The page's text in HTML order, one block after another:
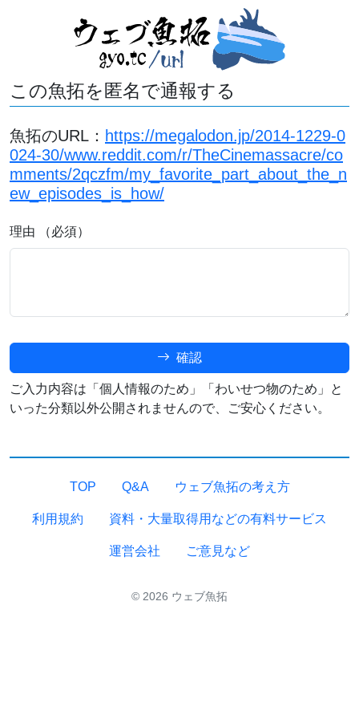
この魚拓を匿名で通報する
魚拓のURL： https://megalodon.jp/2014-1229-0
024-30/www.reddit.com/r/TheCinemassacre/co
mments/2qczfm/my_favorite_part_about_the_n
ew_episodes_is_how/
理由 （必須）
確認
ご入力内容は「個人情報のため」「わいせつ物のため」と
いった分類以外公開されませんので、ご安心ください。
TOP Q&A ウェブ魚拓の考え方
利用規約 資料・大量取得用などの有料サービス
運営会社 ご意見など
© 2026 ウェブ魚拓